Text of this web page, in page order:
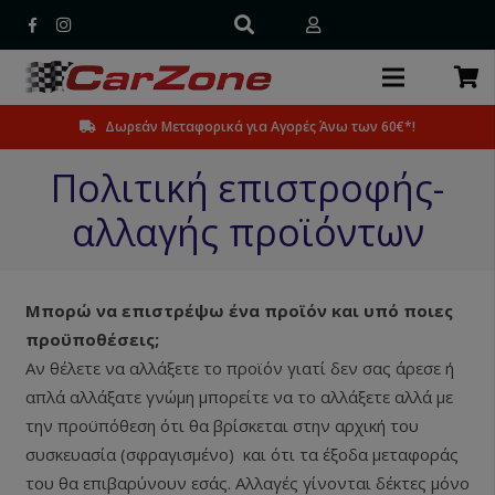
Δωρεάν Μεταφορικά για Αγορές Άνω των 60€*!
Πολιτική επιστροφής-
αλλαγής προϊόντων
Μπορώ να επιστρέψω ένα προϊόν και υπό ποιες
προϋποθέσεις;
Αν θέλετε να αλλάξετε το προϊόν γιατί δεν σας άρεσε ή
απλά αλλάξατε γνώμη μπορείτε να το αλλάξετε αλλά με
την προϋπόθεση ότι θα βρίσκεται στην αρχική του
συσκευασία (σφραγισμένο) και ότι τα έξοδα μεταφοράς
του θα επιβαρύνουν εσάς. Αλλαγές γίνονται δέκτες μόνο